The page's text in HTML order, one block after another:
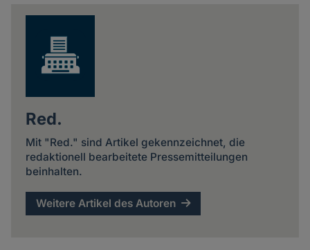
Red.
Mit "Red." sind Artikel gekennzeichnet, die
redaktionell bearbeitete Pressemitteilungen
beinhalten.
Weitere Artikel des Autoren